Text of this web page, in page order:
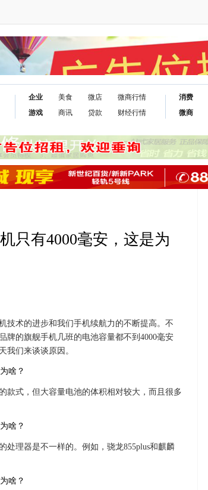
企业
游戏
美食
商讯
微店
贷款
微商行情
财经行情
消费
微商
只有4000毫安，这是为
技术的进步和我们手机续航力的不断提高。不
牌的旗舰手机几班的电池容量都不到4000毫安
我们来谈谈原因。
款式，但大容量电池的体积相对较大，而且很多
处理器是不一样的。例如，骁龙855plus和麒麟